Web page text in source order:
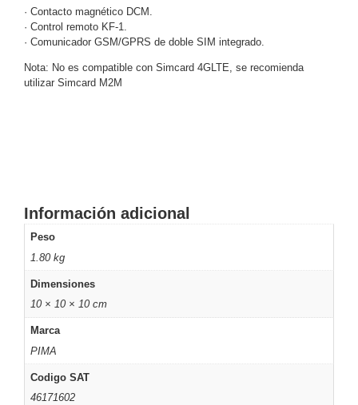
Turret EspecialesLente
MotorizadoOcultas
-
PinholePTZVideograbadoras
Analógicas
Cámaras
Industriales
Energía
Adaptadores
de
Pared Baterías
de
Alimentación
Alimentación
con
· Contacto magnético DCM.
· Control remoto KF-1.
· Comunicador GSM/GPRS de doble SIM integrado.
Nota: No es compatible con Simcard 4GLTE, se recomienda
utilizar Simcard M2M
Información adicional
Peso
1.80 kg
Dimensiones
10 × 10 × 10 cm
Marca
PIMA
Codigo SAT
46171602